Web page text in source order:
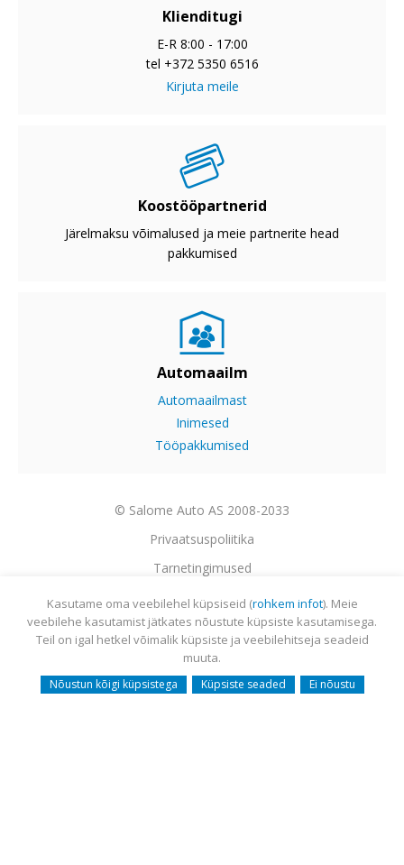
Klienditugi
E-R 8:00 - 17:00
tel +372 5350 6516
Kirjuta meile
Koostööpartnerid
Järelmaksu võimalused ja meie partnerite head
pakkumised
Automaailm
Automaailmast
Inimesed
Tööpakkumised
© Salome Auto AS 2008-2033
Privaatsuspoliitika
Tarnetingimused
Garantii
Utiliseerimine
Sisukaart
Webmail
Kasutame oma veebilehel küpsiseid (rohkem infot). Meie
veebilehe kasutamist jätkates nõustute küpsiste kasutamisega.
Teil on igal hetkel võimalik küpsiste ja veebilehitseja seadeid
muuta.
Nõustun kõigi küpsistega Küpsiste seaded Ei nõustu